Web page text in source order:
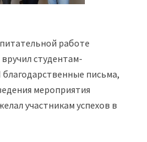
работе
студентам-
письма,
мероприятия
участникам успехов в